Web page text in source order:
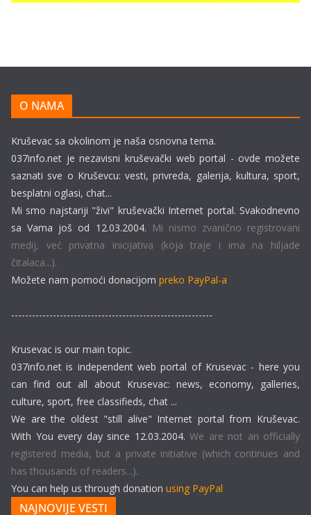
O NAMA
Kruševac sa okolinom je naša osnovna tema.
037info.net je nezavisni kruševački web portal - ovde možete
saznati sve o Kruševcu: vesti, privreda, galerija, kultura, sport,
besplatni oglasi, chat...
Mi smo najstariji "živi" kruševački Internet portal. Svakodnevno
sa Vama još od 12.03.2004. Mi nismo zvanično registrovani
medij, već privatna inicijativa (koja traje i ima na hiljade
čitalaca...).
Možete nam pomoći donacijom preko PayPal-a
----------------------------------------------------------
Krusevac is our main topic.
037info.net is independent web portal of Krusevac - here you
can find out all about Krusevac: news, economy, galleries,
culture, sport, free classifieds, chat ...
We are the oldest "still alive" Internet portal from Kruševac.
With You every day since 12.03.2004. We are not an officially
registered media, but a private initiative (which continues and
has thousands of readers...).
You can help us through donation using PayPal
NAJNOVIJE VESTI